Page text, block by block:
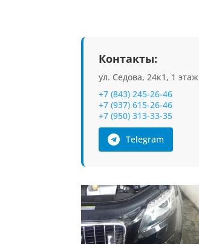
Контакты:
ул. Седова, 24к1, 1 этаж
+7 (843) 245-26-46
+7 (937) 615-26-46
+7 (950) 313-33-35
Telegram